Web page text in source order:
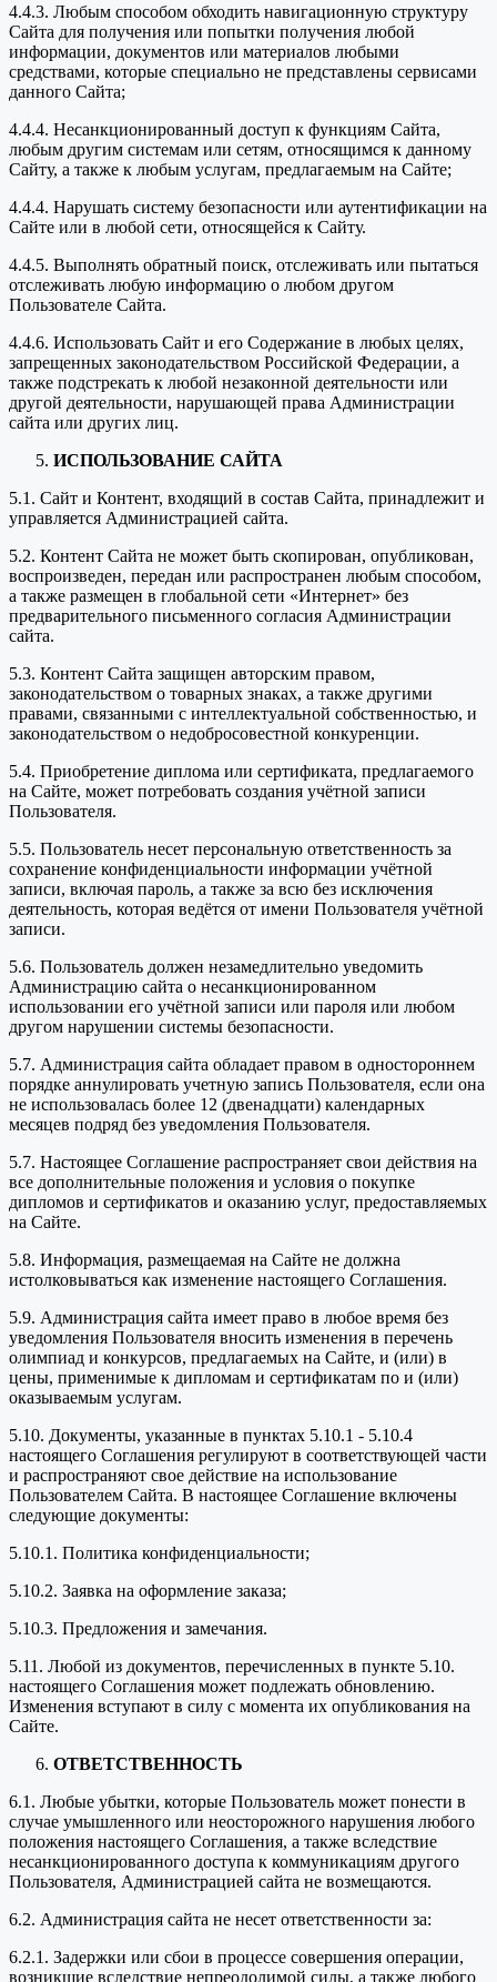
4.4.3. Любым способом обходить навигационную структуру
Сайта для получения или попытки получения любой
информации, документов или материалов любыми
средствами, которые специально не представлены сервисами
данного Сайта;
4.4.4. Несанкционированный доступ к функциям Сайта,
любым другим системам или сетям, относящимся к данному
Сайту, а также к любым услугам, предлагаемым на Сайте;
4.4.4. Нарушать систему безопасности или аутентификации на
Сайте или в любой сети, относящейся к Сайту.
4.4.5. Выполнять обратный поиск, отслеживать или пытаться
отслеживать любую информацию о любом другом
Пользователе Сайта.
4.4.6. Использовать Сайт и его Содержание в любых целях,
запрещенных законодательством Российской Федерации, а
также подстрекать к любой незаконной деятельности или
другой деятельности, нарушающей права Администрации
сайта или других лиц.
ИСПОЛЬЗОВАНИЕ САЙТА
5.1. Сайт и Контент, входящий в состав Сайта, принадлежит и
управляется Администрацией сайта.
5.2. Контент Сайта не может быть скопирован, опубликован,
воспроизведен, передан или распространен любым способом,
а также размещен в глобальной сети «Интернет» без
предварительного письменного согласия Администрации
сайта.
5.3. Контент Сайта защищен авторским правом,
законодательством о товарных знаках, а также другими
правами, связанными с интеллектуальной собственностью, и
законодательством о недобросовестной конкуренции.
5.4. Приобретение диплома или сертификата, предлагаемого
на Сайте, может потребовать создания учётной записи
Пользователя.
5.5. Пользователь несет персональную ответственность за
сохранение конфиденциальности информации учётной
записи, включая пароль, а также за всю без исключения
деятельность, которая ведётся от имени Пользователя учётной
записи.
5.6. Пользователь должен незамедлительно уведомить
Администрацию сайта о несанкционированном
использовании его учётной записи или пароля или любом
другом нарушении системы безопасности.
5.7. Администрация сайта обладает правом в одностороннем
порядке аннулировать учетную запись Пользователя, если она
не использовалась более 12 (двенадцати) календарных
месяцев подряд без уведомления Пользователя.
5.7. Настоящее Соглашение распространяет свои действия на
все дополнительные положения и условия о покупке
дипломов и сертификатов и оказанию услуг, предоставляемых
на Сайте.
5.8. Информация, размещаемая на Сайте не должна
истолковываться как изменение настоящего Соглашения.
5.9. Администрация сайта имеет право в любое время без
уведомления Пользователя вносить изменения в перечень
олимпиад и конкурсов, предлагаемых на Сайте, и (или) в
цены, применимые к дипломам и сертификатам по и (или)
оказываемым услугам.
5.10. Документы, указанные в пунктах 5.10.1 - 5.10.4
настоящего Соглашения регулируют в соответствующей части
и распространяют свое действие на использование
Пользователем Сайта. В настоящее Соглашение включены
следующие документы:
5.10.1. Политика конфиденциальности;
5.10.2. Заявка на оформление заказа;
5.10.3. Предложения и замечания.
5.11. Любой из документов, перечисленных в пункте 5.10.
настоящего Соглашения может подлежать обновлению.
Изменения вступают в силу с момента их опубликования на
Сайте.
ОТВЕТСТВЕННОСТЬ
6.1. Любые убытки, которые Пользователь может понести в
случае умышленного или неосторожного нарушения любого
положения настоящего Соглашения, а также вследствие
несанкционированного доступа к коммуникациям другого
Пользователя, Администрацией сайта не возмещаются.
6.2. Администрация сайта не несет ответственности за:
6.2.1. Задержки или сбои в процессе совершения операции,
возникшие вследствие непреодолимой силы, а также любого